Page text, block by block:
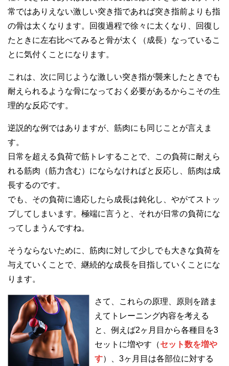
常ではありえない激しい突き指であれば突き指前よりも指
の骨は太くなります。回復過程で徐々に太くなり、回復し
たときに左右比べてみると骨が太く（成長）なっているこ
とに気付くことになります。
これは、次に同じような激しい突き指が襲来したときでも
耐えられるような骨になっておく必要があるからこその生
理的な反応です。
逆説的な例ではありますが、筋肉にも同じことが言えま
す。
日常を超える負荷で筋トレすることで、この負荷に耐えら
れる筋肉（筋力含む）にならなければと反応し、筋肉は成
長するのです。
でも、その負荷に適応したら成長は鈍化し、やがてストッ
プしてしまいます。極端に言うと、それが日常の負荷にな
ってしまうんですね。
そうならないために、筋肉に対して少しでも大きな負荷を
与えていくことで、継続的な成長を目指していくことにな
ります。
さて、これらの原理、原則を踏ま
えてトレーニング内容を考える
と、例えば2ヶ月目から各種目を3
セットに増やす（セット数を増や
す）、3ヶ月目は各部位に対する